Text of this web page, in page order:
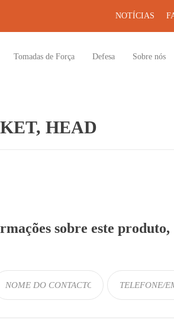
NOTÍCIAS
Tomadas de Força Defesa Sobre nós
HEAD
sobre este produto,